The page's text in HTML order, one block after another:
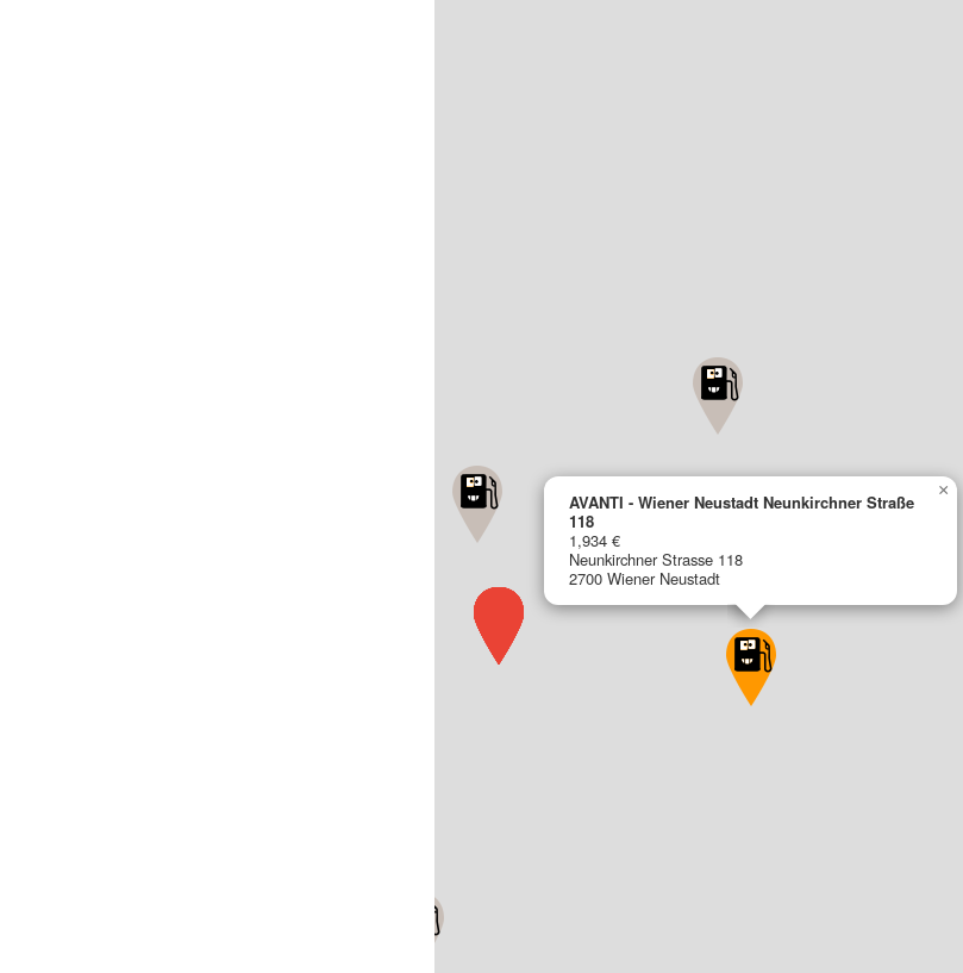
AVANTI - Wiener Neustadt Neunkirchner Straße
118
1,934 €
Neunkirchner Strasse 118
2700 Wiener Neustadt
×